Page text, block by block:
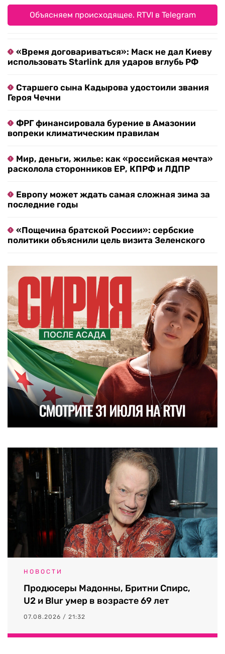
Объясняем происходящее. RTVI в Telegram
«Время договариваться»: Маск не дал Киеву
использовать Starlink для ударов вглубь РФ
Старшего сына Кадырова удостоили звания
Героя Чечни
ФРГ финансировала бурение в Амазонии
вопреки климатическим правилам
Мир, деньги, жилье: как «российская мечта»
расколола сторонников ЕР, КПРФ и ЛДПР
Европу может ждать самая сложная зима за
последние годы
«Пощечина братской России»: сербские
политики объяснили цель визита Зеленского
НОВОСТИ
Продюсеры Мадонны, Бритни Спирс,
U2 и Blur умер в возрасте 69 лет
07.08.2026 / 21:32